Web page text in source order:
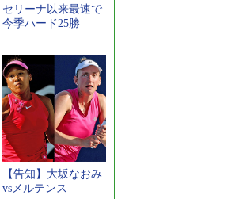
セリーナ以来最速で
今季ハード25勝
【告知】大坂なおみ
vsメルテンス